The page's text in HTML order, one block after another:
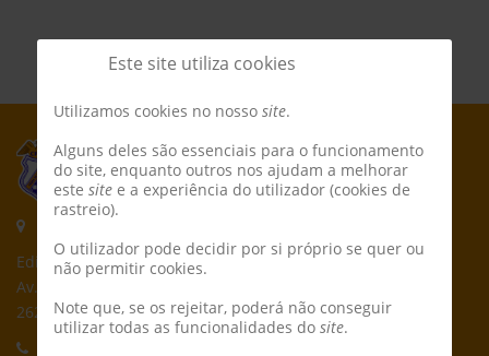
Edifício CPCD
Av. Póvoa de Dom Martinho
2625-235 Póvoa de Santa Iria
Este site utiliza cookies
Utilizamos cookies no nosso site.
Alguns deles são essenciais para o funcionamento
do site, enquanto outros nos ajudam a melhorar
este site e a experiência do utilizador (cookies de
rastreio).
O utilizador pode decidir por si próprio se quer ou
não permitir cookies.
Note que, se os rejeitar, poderá não conseguir
utilizar todas as funcionalidades do site.